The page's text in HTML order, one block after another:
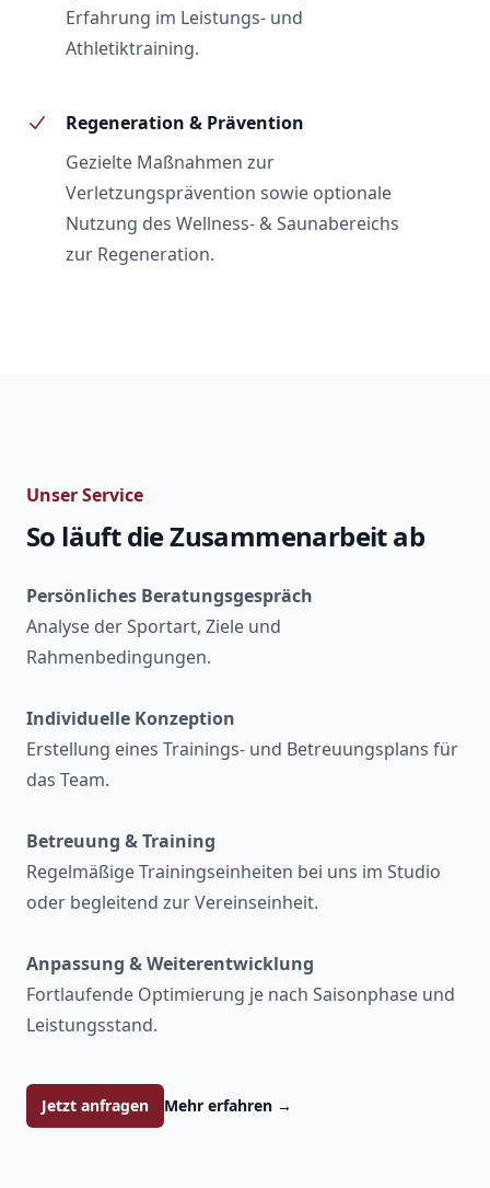
Erfahrung im Leistungs- und
Athletiktraining.
Regeneration & Prävention
Gezielte Maßnahmen zur
Verletzungsprävention sowie optionale
Nutzung des Wellness- & Saunabereichs
zur Regeneration.
Unser Service
So läuft die Zusammenarbeit ab
Persönliches Beratungsgespräch
Analyse der Sportart, Ziele und
Rahmenbedingungen.
Individuelle Konzeption
Erstellung eines Trainings- und Betreuungsplans für
das Team.
Betreuung & Training
Regelmäßige Trainingseinheiten bei uns im Studio
oder begleitend zur Vereinseinheit.
Anpassung & Weiterentwicklung
Fortlaufende Optimierung je nach Saisonphase und
Leistungsstand.
Jetzt anfragen Mehr erfahren →